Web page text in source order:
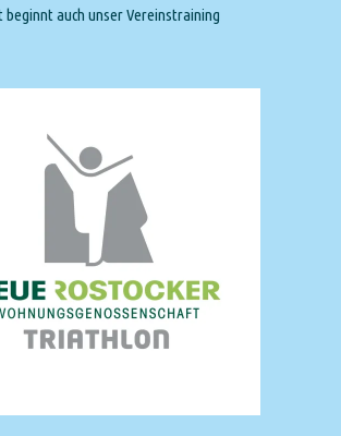
beginnt auch unser Vereinstraining